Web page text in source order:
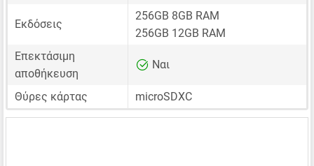
Εκδόσεις
256GB 8GB RAM
256GB 12GB RAM
Επεκτάσιμη
αποθήκευση
Ναι
Θύρες κάρτας microSDXC